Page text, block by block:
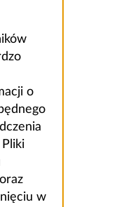
o
Pliki
w